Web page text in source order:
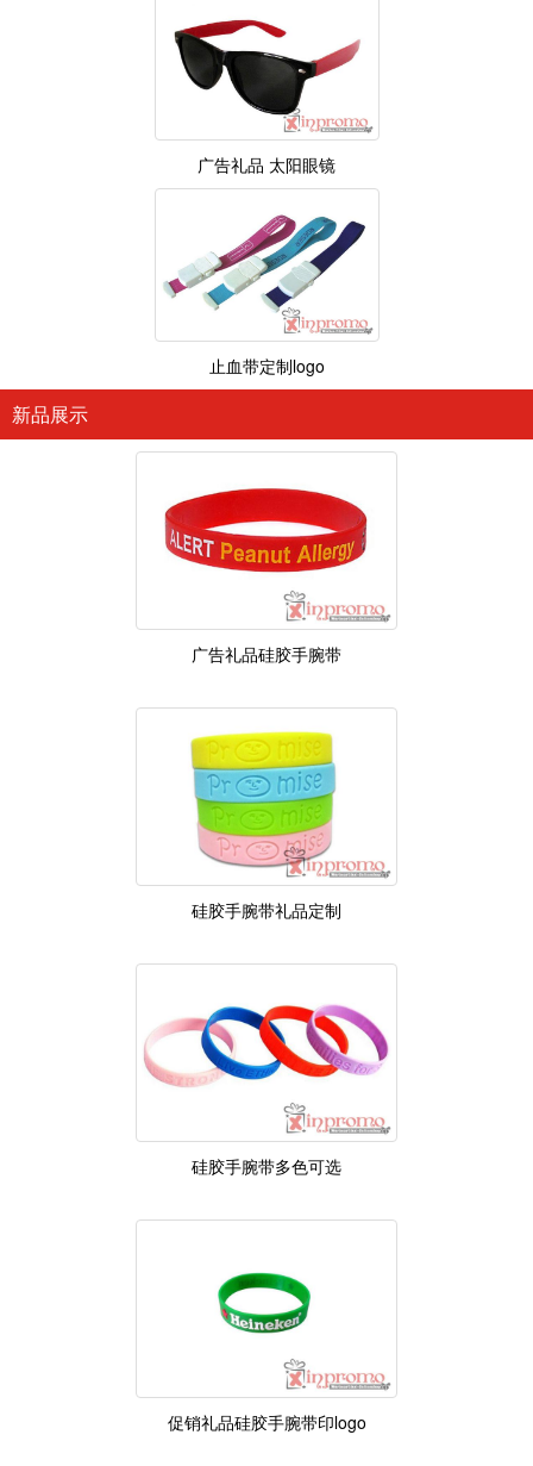
广告礼品 太阳眼镜
止血带定制logo
新品展示
广告礼品硅胶手腕带
硅胶手腕带礼品定制
硅胶手腕带多色可选
促销礼品硅胶手腕带印logo